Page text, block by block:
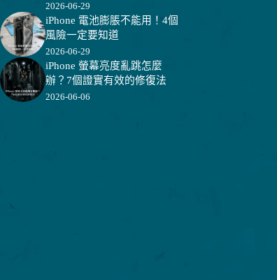
2026-06-29
iPhone 電池膨脹不能用！4個
風險一定要知道
2026-06-29
iPhone 螢幕亮度亂跳怎麼
辦？7個證實有效的修復法
2026-06-06